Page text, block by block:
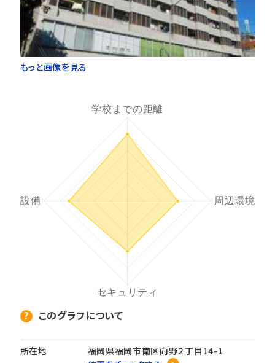
もっと画像を見る
このグラフについて
所在地
福岡県福岡市南区向野２丁目14-1